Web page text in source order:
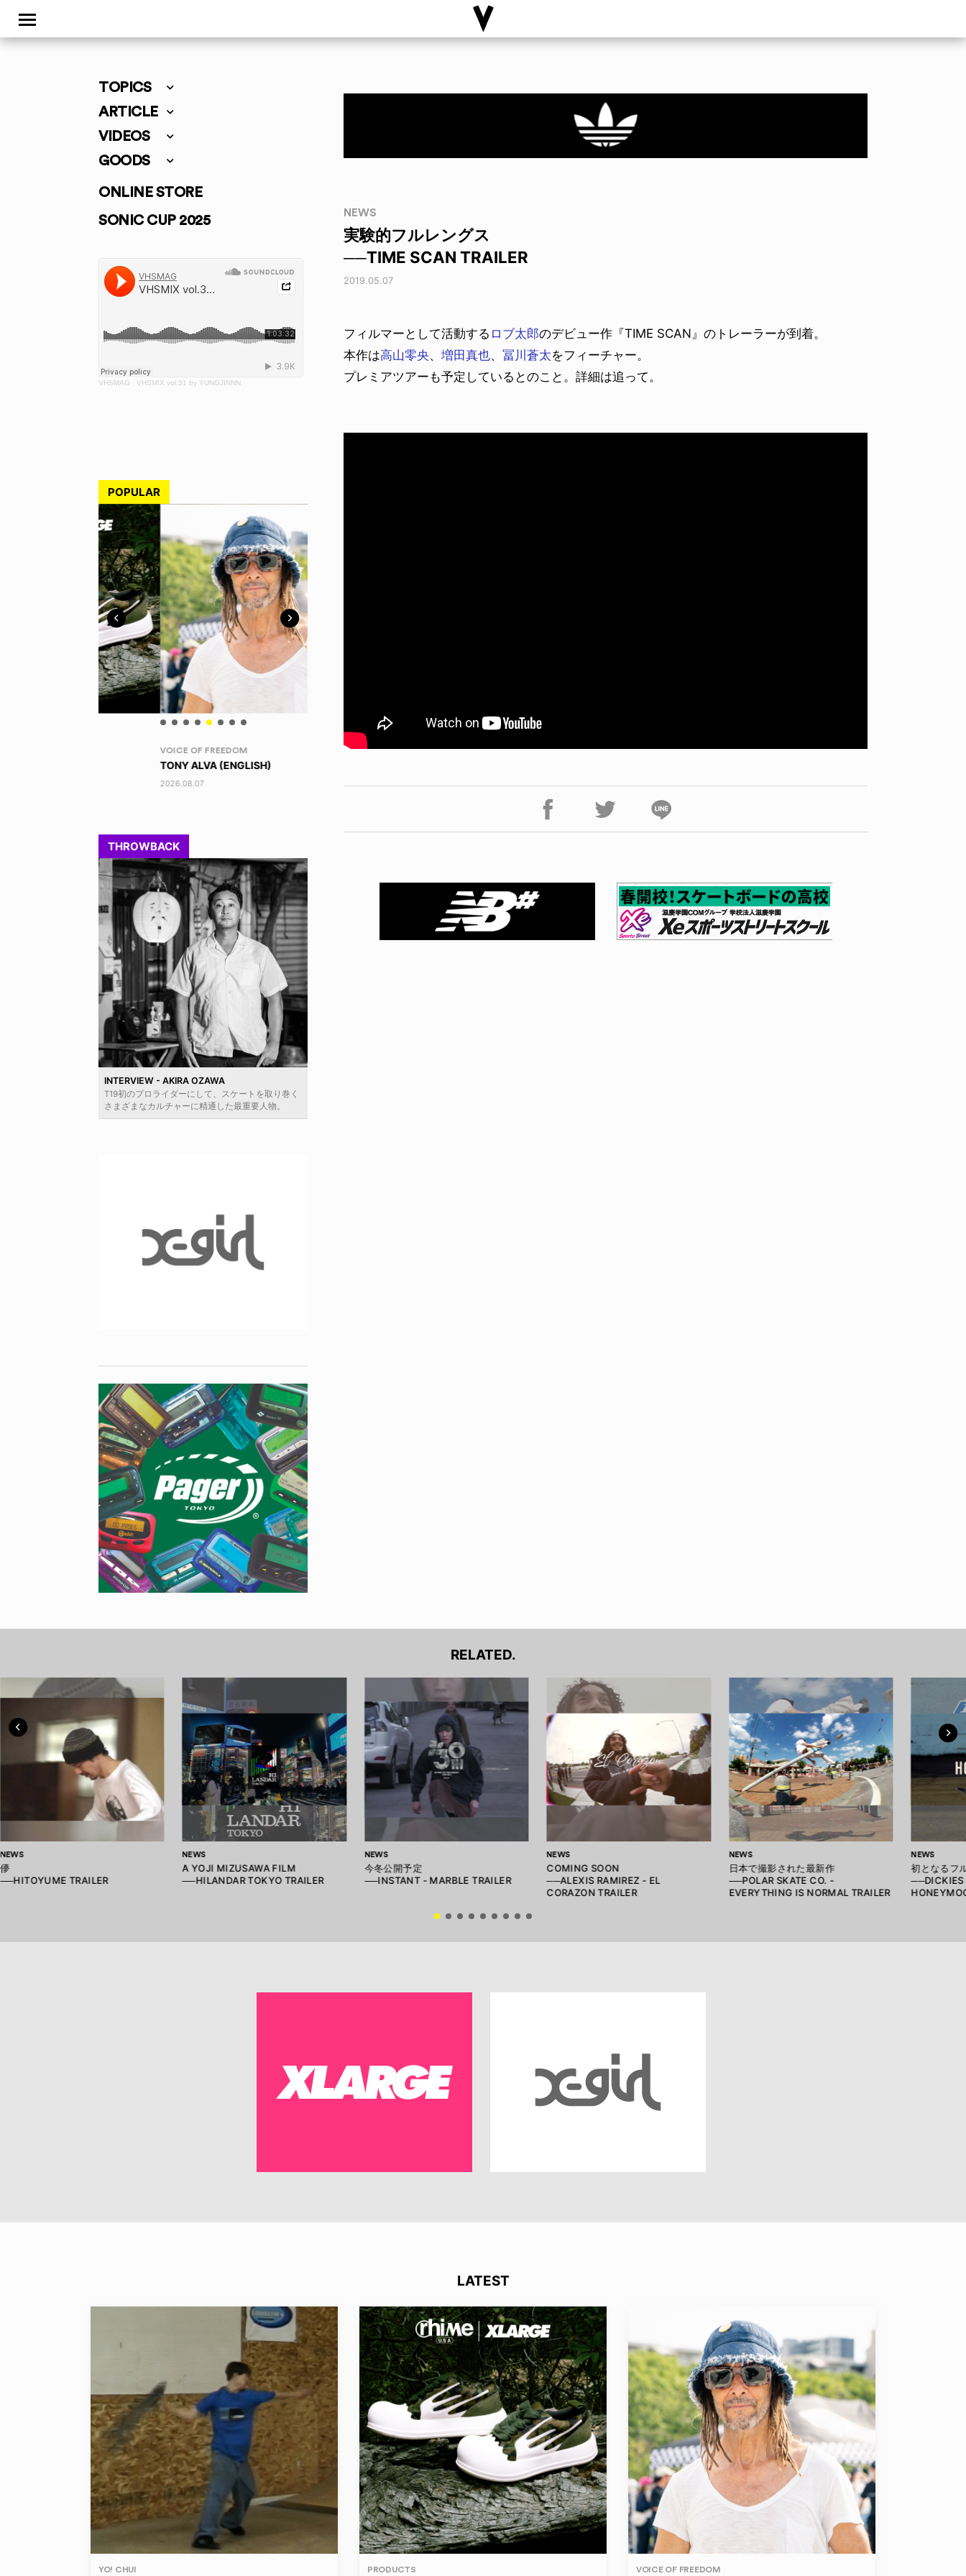
TOPICS
ARTICLE
VIDEOS
GOODS
ONLINE STORE
SONIC CUP 2025
VHSMAG · VHSMIX vol.31 by YUNGJINNN
POPULAR
VOICE OF FREEDOM
TONY ALVA (ENGLISH)
RANDOM
2026.08.06
VOICE OF FREEDOM
2021.09.02
ID
2026.08.05
THROWBACK
INTERVIEW - AKIRA OZAWA
T19初のプロライダーにして、スケートを取り巻く
さまざまなカルチャーに精通した最重要人物。
NEWS
実験的フルレングス
──TIME SCAN TRAILER
2019.05.07
フィルマーとして活動する ロブ太郎のデビュー作『TIME SCAN』のトレーラーが到着。
本作は高山零央、 増田真也、 冨川蒼太をフィーチャー。
プレミアツアーも予定しているとのこと。詳細は追って。
RELATED.
NEWS
儚
──HITOYUME TRAILER
NEWS
A YOJI MIZUSAWA FILM
──HILANDAR TOKYO TRAILER
NEWS
今冬公開予定
──INSTANT - MARBLE TRAILER
NEWS
COMING SOON
──ALEXIS RAMIREZ - EL
CORAZON TRAILER
NEWS
日本で撮影された最新作
──POLAR SKATE CO. -
EVERYTHING IS NORMAL TRAILER
NEWS
初となるフ
──DICKIES
LATEST
YO! CHUI PRODUCTS VOICE OF FREEDOM